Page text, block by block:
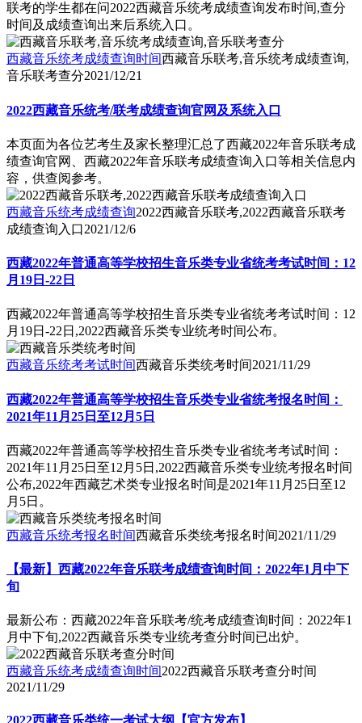
联考的学生都在问2022西藏音乐统考成绩查询发布时间,查分
时间及成绩查询出来后系统入口。
西藏音乐统考成绩查询时间西藏音乐联考,音乐统考成绩查询,
音乐联考查分2021/12/21
2022西藏音乐统考/联考成绩查询官网及系统入口
本页面为各位艺考生及家长整理汇总了西藏2022年音乐联考成
绩查询官网、西藏2022年音乐联考成绩查询入口等相关信息内
容，供查阅参考。
西藏音乐统考成绩查询2022西藏音乐联考,2022西藏音乐联考
成绩查询入口2021/12/6
西藏2022年普通高等学校招生音乐类专业省统考考试时间：12
月19日-22日
西藏2022年普通高等学校招生音乐类专业省统考考试时间：12
月19日-22日,2022西藏音乐类专业统考时间公布。
西藏音乐统考考试时间西藏音乐类统考时间2021/11/29
西藏2022年普通高等学校招生音乐类专业省统考报名时间：
2021年11月25日至12月5日
西藏2022年普通高等学校招生音乐类专业省统考考试时间：
2021年11月25日至12月5日,2022西藏音乐类专业统考报名时间
公布,2022年西藏艺术类专业报名时间是2021年11月25日至12
月5日。
西藏音乐统考报名时间西藏音乐类统考报名时间2021/11/29
【最新】西藏2022年音乐联考成绩查询时间：2022年1月中下
旬
最新公布：西藏2022年音乐联考/统考成绩查询时间：2022年1
月中下旬,2022西藏音乐类专业统考查分时间已出炉。
西藏音乐统考成绩查询时间2022西藏音乐联考查分时间
2021/11/29
2022西藏音乐类统一考试大纲【官方发布】